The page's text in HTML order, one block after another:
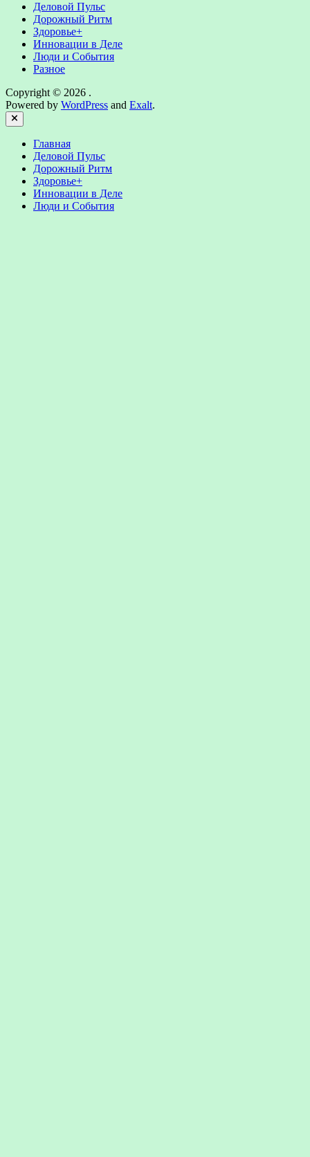
Деловой Пульс
Дорожный Ритм
Здоровье+
Инновации в Деле
Люди и События
Разное
Copyright © 2026 .
Powered by WordPress and Exalt.
Close
Главная
Деловой Пульс
Дорожный Ритм
Здоровье+
Инновации в Деле
Люди и События